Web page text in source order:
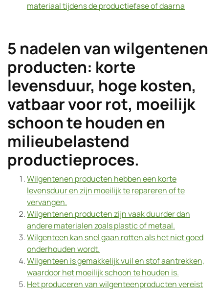
materiaal tijdens de productiefase of daarna
5 nadelen van wilgentenen
producten: korte
levensduur, hoge kosten,
vatbaar voor rot, moeilijk
schoon te houden en
milieubelastend
productieproces.
Wilgentenen producten hebben een korte
levensduur en zijn moeilijk te repareren of te
vervangen.
Wilgentenen producten zijn vaak duurder dan
andere materialen zoals plastic of metaal.
Wilgenteen kan snel gaan rotten als het niet goed
onderhouden wordt.
Wilgenteen is gemakkelijk vuil en stof aantrekken,
waardoor het moeilijk schoon te houden is.
Het produceren van wilgenteenproducten vereist